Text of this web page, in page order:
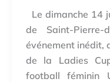
Le dimanche 14
de Saint-Pierre-
événement inédit,
de la Ladies
football